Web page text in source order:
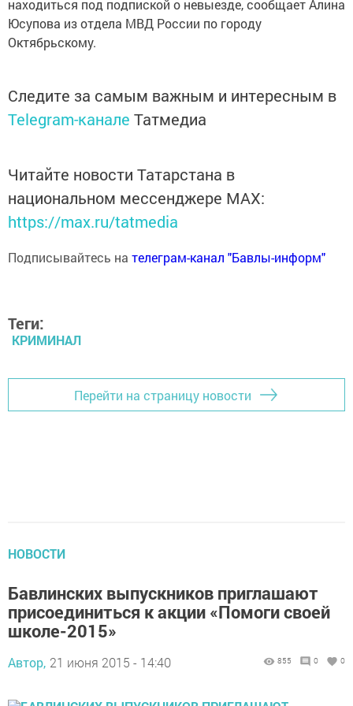
находиться под подпиской о невыезде, сообщает Алина
Юсупова из отдела МВД России по городу
Октябрьскому.
Следите за самым важным и интересным в
Telegram-канале Татмедиа
Читайте новости Татарстана в
национальном мессенджере MАХ:
https://max.ru/tatmedia
Подписывайтесь на телеграм-канал "Бавлы-информ"
Теги:
КРИМИНАЛ
Перейти на страницу новости
НОВОСТИ
Бавлинских выпускников приглашают
присоединиться к акции «Помоги своей
школе-2015»
Автор, 21 июня 2015 - 14:40 855 0 0